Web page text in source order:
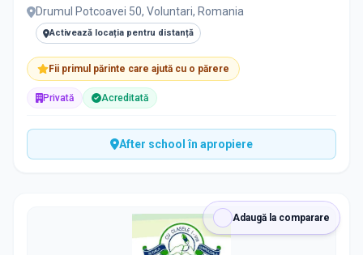
Drumul Potcoavei 50, Voluntari, Romania
Activează locația pentru distanță
Fii primul părinte care ajută cu o părere
Privată Acreditată
After school în apropiere
Adaugă la comparare